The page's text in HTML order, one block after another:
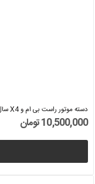
دسته موتور راست بی ام و X4 سال های 2013 تا 2018...
10,500,000 تومان